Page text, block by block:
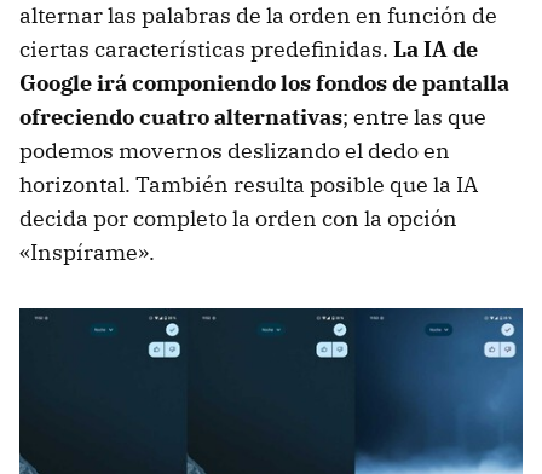
alternar las palabras de la orden en función de
ciertas características predefinidas. La IA de
Google irá componiendo los fondos de pantalla
ofreciendo cuatro alternativas; entre las que
podemos movernos deslizando el dedo en
horizontal. También resulta posible que la IA
decida por completo la orden con la opción
«Inspírame».